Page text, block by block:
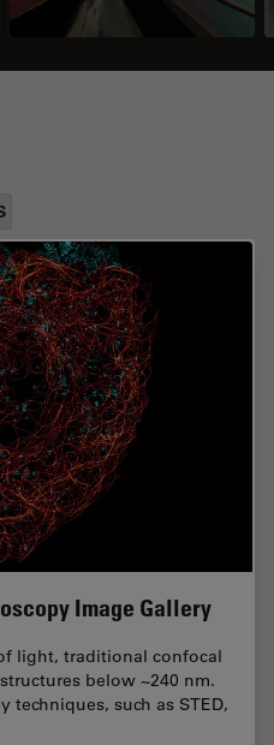
Image Gallery
light, traditional confocal
below ~240 nm.
techniques, such as STED,